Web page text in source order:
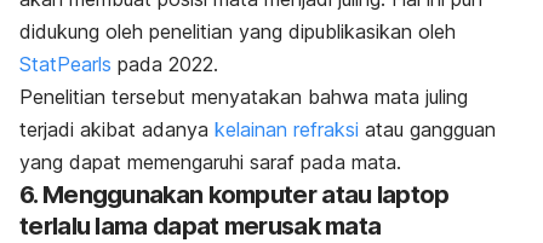
didukung oleh penelitian yang dipublikasikan oleh
StatPearls pada 2022.
Penelitian tersebut menyatakan bahwa mata juling
terjadi akibat adanya kelainan refraksi atau gangguan
yang dapat memengaruhi saraf pada mata.
6. Menggunakan komputer atau laptop
terlalu lama dapat merusak mata